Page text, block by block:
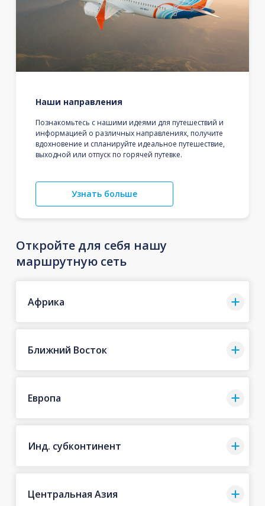
Наши направления
Познакомьтесь с нашими идеями для путешествий и
информацией о различных направлениях, получите
вдохновение и спланируйте идеальное путешествие,
выходной или отпуск по горячей путевке.
Узнать больше
Откройте для себя нашу
маршрутную сеть
Африка
Ближний Восток
Европа
Инд. субконтинент
Центральная Азия